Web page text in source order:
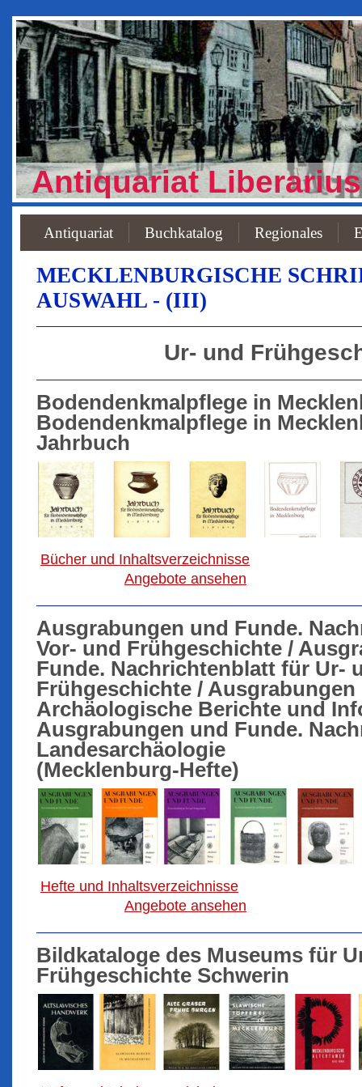
Antiquariat Liberarius
Antiquariat Buchkatalog Regionales
MECKLENBURGISCHE
AUSWAHL - (III)
Ur- und
Bodendenkmalpflege in
Bodendenkmalpflege in
Jahrbuch
Bücher und Inhaltsverzeichnisse
Angebote ansehen
Ausgrabungen und Funde.
Vor- und Frühgeschichte /
Funde. Nachrichtenblatt für Ur-
Frühgeschichte / Ausgrabungen
Archäologische Berichte und
Ausgrabungen und Funde.
Landesarchäologie
(Mecklenburg-Hefte)
Hefte und Inhaltsverzeichnisse
Angebote ansehen
Bildkataloge des Museums für
Frühgeschichte Schwerin